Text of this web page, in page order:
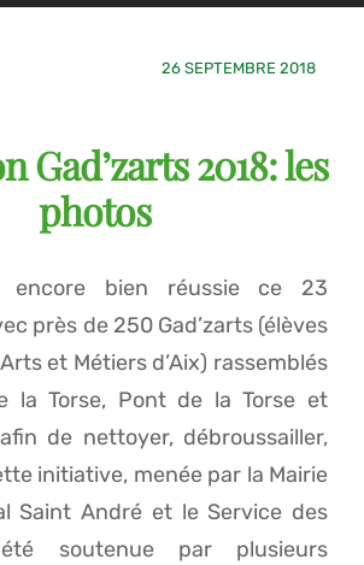
26 SEPTEMBRE 2018
Gad’zarts 2018: les
photos
encore bien réussie ce 23
près de 250 Gad’zarts (élèves
et Métiers d’Aix) rassemblés
la Torse, Pont de la Torse et
de nettoyer, débroussailler,
initiative, menée par la Mairie
Saint André et le Service des
soutenue par plusieurs